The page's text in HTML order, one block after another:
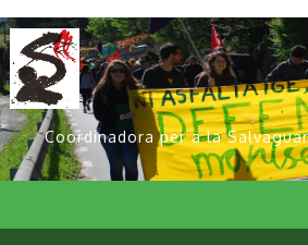
Vés
al
contingut
Coordinadora per a la
User